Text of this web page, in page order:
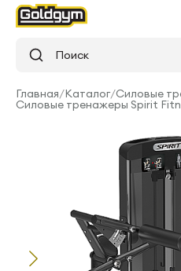
Поиск
Главная/Каталог/Силовые
Силовые тренажеры Spirit